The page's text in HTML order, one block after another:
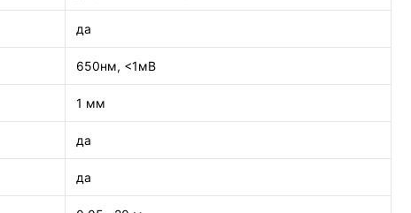
да
650нм, <1мВ
1 мм
да
да